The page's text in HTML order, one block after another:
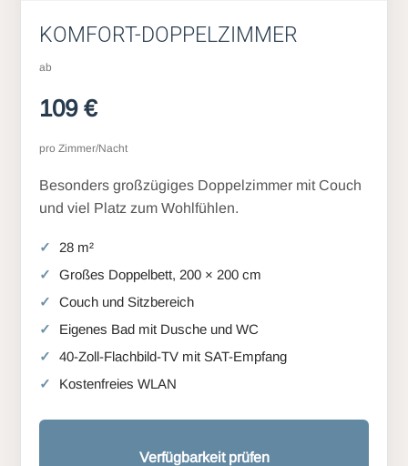
KOMFORT-DOPPELZIMMER
ab
109 €
pro Zimmer/Nacht
Besonders großzügiges Doppelzimmer mit Couch
und viel Platz zum Wohlfühlen.
28 m²
Großes Doppelbett, 200 × 200 cm
Couch und Sitzbereich
Eigenes Bad mit Dusche und WC
40-Zoll-Flachbild-TV mit SAT-Empfang
Kostenfreies WLAN
Verfügbarkeit prüfen